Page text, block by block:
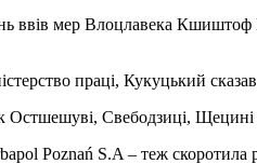
мер Влоцлавека Кшиштоф
праці, Кукуцький
Остшешуві, Свебодзиці,
Poznań S.A – теж скоротила